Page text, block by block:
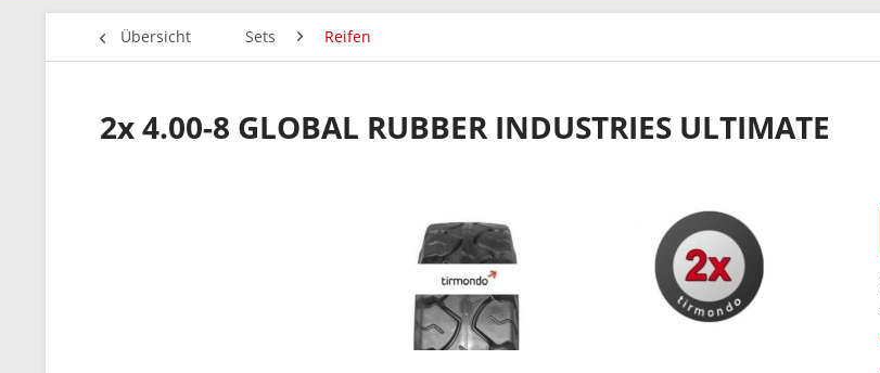
Übersicht Sets Reifen
2x 4.00-8 GLOBAL RUBBER INDUSTRIES ULTIMATE